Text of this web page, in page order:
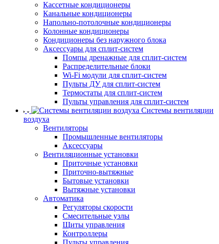
Кассетные кондиционеры
Канальные кондиционеры
Напольно-потолочные кондиционеры
Колонные кондиционеры
Кондиционеры без наружного блока
Аксессуары для сплит-систем
Помпы дренажные для сплит-систем
Распределительные блоки
Wi-Fi модули для сплит-систем
Пульты ДУ для сплит-систем
Термостаты для сплит-систем
Пульты управления для сплит-систем
Системы вентиляции
воздуха
Вентиляторы
Промышленные вентиляторы
Аксессуары
Вентиляционные установки
Приточные установки
Приточно-вытяжные
Бытовые установки
Вытяжные установки
Автоматика
Регуляторы скорости
Смесительные узлы
Щиты управления
Контроллеры
Пульты управления